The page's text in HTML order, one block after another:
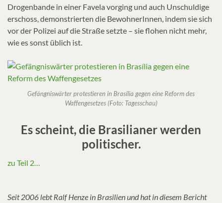
Drogenbande in einer Favela vorging und auch Unschuldige
erschoss, demonstrierten die BewohnerInnen, indem sie sich
vor der Polizei auf die Straße setzte – sie flohen nicht mehr,
wie es sonst üblich ist.
Gefängniswärter protestieren in Brasília gegen eine Reform des
Waffengesetzes (Foto: Tagesschau)
Es scheint, die Brasilianer werden
politischer.
zu Teil 2…
Seit 2006 lebt Ralf Henze in Brasilien und hat in diesem Bericht